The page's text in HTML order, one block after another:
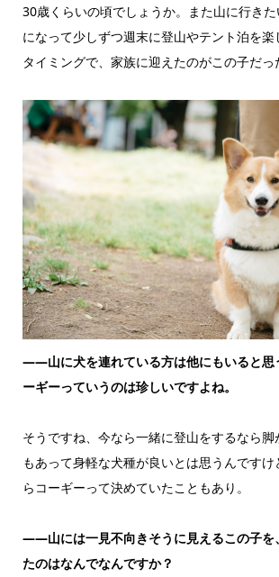
30歳くらいの頃でしょうか。また山に行き
になって少しずつ週末に登山やテント泊を
タイミングで、家族に迎えたのがこの子だっ
——山に犬を連れている方は他にもいると思
ーギーっていうのは珍しいですよね。
そうですね、今なら一緒に登山をするなら
もあって身軽な犬種が良いとは思うんです
らコーギーって決めていたこともあり。
——山には一見不向きそうに見えるこの子を
たのはなんでなんですか？